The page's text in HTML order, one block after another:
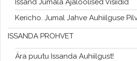
Issand Jumala Ajaloolised Visiidid
Kericho. Jumal Jahve Auhiilguse
ISSANDA PROHVET
Ära puutu Issanda Auhiilgust!